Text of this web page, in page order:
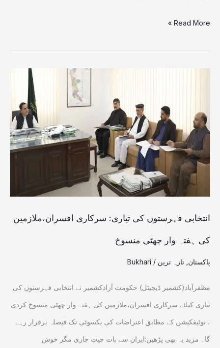
Read More »
انتخابی فہرستوں کی تیاری: سرکاری افسران،ملازمین
کی ہفتہ وار چھٹی منسوخ
پاکستان تازہ ترین /
Bukhari
مظفرآباد(کشمیر ڈیجیٹل) حکومت آزادکشمیر نے انتخابی فہرستوں کی
تیاری کیلئے سرکاری افسران،ملازمین کی ہفتہ وار چھٹی منسوخ کردی
، نوٹیفکیشن کے مطابق اعتراضات کی یکسوئی تک فیصلہ برقرار رہے
گا۔ مزید یہ بھی پڑھیں:ایران سے بات چیت جاری مگر خوش
کی
تیاری:
سرکاری
افسران،ملازمین
ہفتہ
وار